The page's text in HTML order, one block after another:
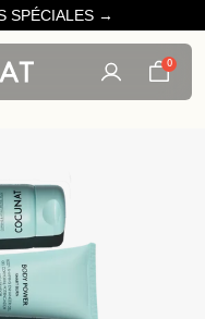
SPÉCIALES →
0